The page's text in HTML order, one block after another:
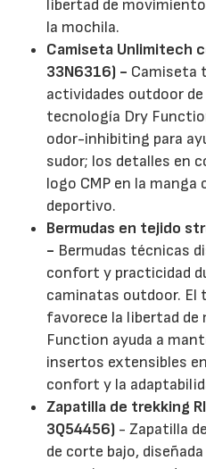
libertad de
la mochila.
Camiseta Unlimitech
33N6316) - Camiseta
actividades outdoor
tecnología Dry
odor-inhibiting para
sudor; los detalles en
logo CMP en la
deportivo.
Bermudas en tejido
- Bermudas técnicas
confort y practicidad
caminatas outdoor.
favorece la libertad
Function ayuda a
insertos extensibles
confort y la
Zapatilla de trekking
3Q54456) - Zapatilla
de corte bajo,